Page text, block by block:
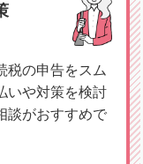
税の申告をスム
いや対策を検討
談がおすすめで